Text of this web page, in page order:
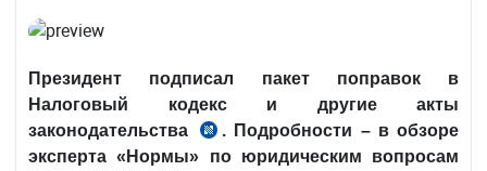
Президент подписал пакет поправок в
Налоговый кодекс и другие акты
законодательства
см. ЗРУ–
646 от
. Подробности – в обзоре
эксперта«Нормы» по юридическим вопросам